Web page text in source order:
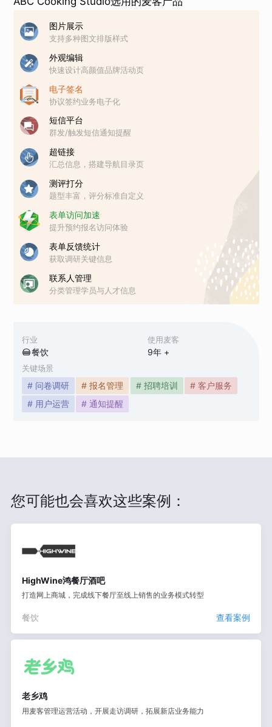
行业
餐饮
使用麦客
9年 +
关键场景
# 问卷调研 # 报名管理 # 招聘培训
# 客户服务
# 用户运营
# 通知提醒
图片展示
支持多种图文排版样式
外观编辑
快速设计高颜值品牌活动页
电子签名
协议签约业务电子化
短信平台
群发/触发短信通知提醒
超链接
汇总信息，搭建导航目录页
测评打分
题型丰富，评分标准自定义
表单访问加速
提升预约报名访问体验
表单反馈统计
获取调研关键信息
联系人管理
分类管理学员与人才信息
您可能也会喜欢这些案例：
HighWine鸿餐厅酒吧
打造网上商城，完成线下餐厅至线上销售的业务模式转型
餐饮 查看案例
老乡鸡
用麦客管理运营活动，开展走访调研，拓展新店业务能力